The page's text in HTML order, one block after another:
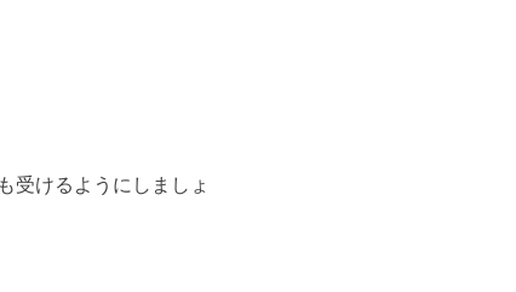
受けるようにしましょ